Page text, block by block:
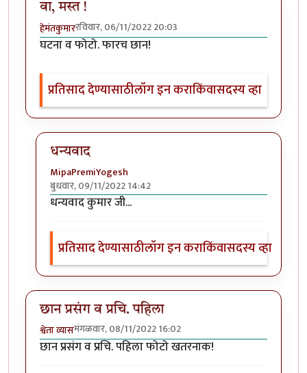
वा, मस्त !
हेमंतकुमाररविवार, 06/11/2022 20:03
घटना व फोटो. फारच छान!
प्रतिसाद देण्यासाठीलॉग इन कराकिंवासदस्य व्हा
धन्यवाद
MipaPremiYogesh
बुधवार, 09/11/2022 14:42
In reply toवा, मस्त !
धन्यवाद कुमार जी...
प्रतिसाद देण्यासाठीलॉग इन कराकिंवासदस्य व्हा
छान प्रसंग व प्रचि. पहिला
श्वेता व्यासमंगळवार, 08/11/2022 16:02
छान प्रसंग व प्रचि. पहिला फोटो खतरनाक!